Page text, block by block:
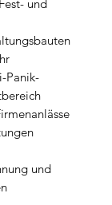
und
Panik-
und